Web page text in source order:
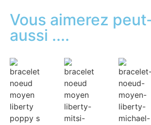
Vous aimerez
aussi ....